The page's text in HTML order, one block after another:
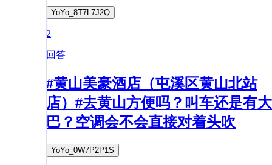
YoYo_8T7L7J2Q
2
回答
#黄山美豪酒店（屯溪区黄山北站
店）#去黄山方便吗？叫车还是有大
巴？空调会不会直接对着头吹
YoYo_0W7P2P1S